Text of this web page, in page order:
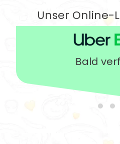
Unser
Bald